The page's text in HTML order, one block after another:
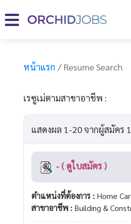
หน้าแรก Resume Search
เรซูเม่ตามสาขาอาชีพ :
แสดงผล 1-20 จากผู้สมัคร
- ( ดูใบสมัคร )
ตำแหน่งที่ต้องการ : Home
สาขาอาชีพ : Building &